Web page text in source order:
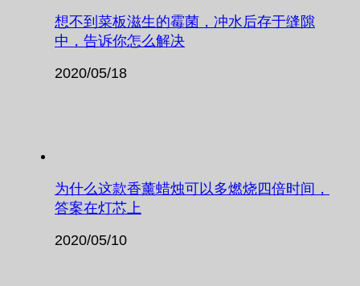
想不到菜板滋生的霉菌，冲水后存于缝隙
中，告诉你怎么解决
2020/05/18
为什么这款香薰蜡烛可以多燃烧四倍时间，
答案在灯芯上
2020/05/10